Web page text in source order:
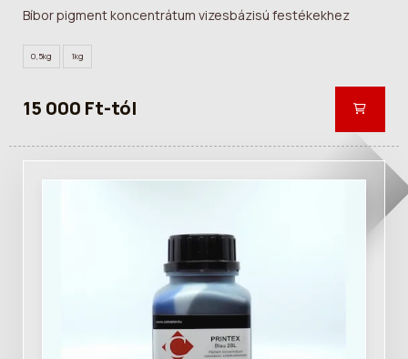
Bíbor pigment koncentrátum vizesbázisú festékekhez
0,5kg 1kg
15 000 Ft-tól